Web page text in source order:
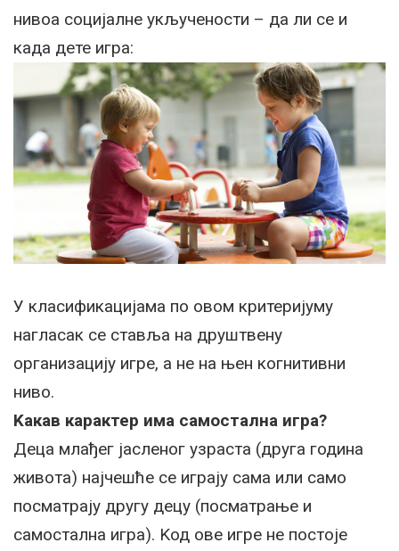
нивоа социјалне укључености – да ли се и
када дете игра:
У класификацијама по овом критеријуму
нагласак се ставља на друштвену
организацију игре, а не на њен когнитивни
ниво.
Kакав карактер има самостална игра?
Деца млађег јасленог узраста (друга година
живота) најчешће се играју сама или само
посматрају другу децу (посматрање и
самостална игра). Kод ове игре не постоје